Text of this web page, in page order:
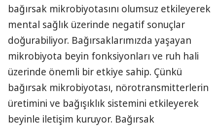
bağırsak mikrobiyotasını olumsuz etkileyerek
mental sağlık üzerinde negatif sonuçlar
doğurabiliyor. Bağırsaklarımızda yaşayan
mikrobiyota beyin fonksiyonları ve ruh hali
üzerinde önemli bir etkiye sahip. Çünkü
bağırsak mikrobiyotası, nörotransmitterlerin
üretimini ve bağışıklık sistemini etkileyerek
beyinle iletişim kuruyor. Bağırsak